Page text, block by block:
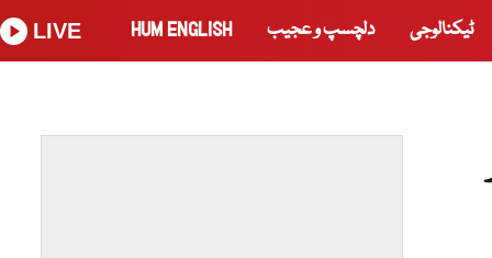
ٹیکنالوجی دلچسپ و عجیب HUM ENGLISH
LIVE